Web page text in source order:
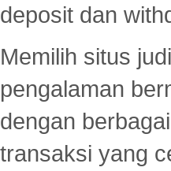
deposit dan
Memilih situs
pengalaman
dengan
transaksi yang